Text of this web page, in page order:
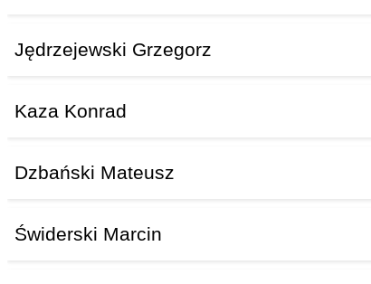
Jędrzejewski Grzegorz
Kaza Konrad
Dzbański Mateusz
Świderski Marcin